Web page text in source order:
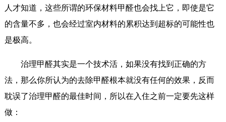
人才知道，这些所谓的环保材料甲醛也会找上它，即使是它
的含量不多，也会经过室内材料的累积达到超标的可能性也
是极高。
治理甲醛其实是一个技术活，如果没有找到正确的方
法，那么你所认为的去除甲醛根本就没有任何的效果，反而
耽误了治理甲醛的最佳时间，所以在入住之前一定要先这样
做：